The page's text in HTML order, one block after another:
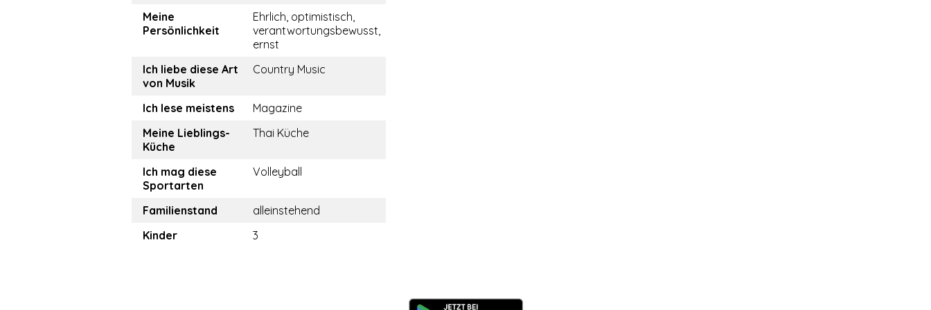
Meine
Persönlichkeit
Ehrlich, optimistisch,
verantwortungsbewusst,
ernst
Ich liebe diese Art
von Musik
Country Music
Ich lese meistens
Magazine
Meine Lieblings-
Küche
Thai Küche
Ich mag diese
Sportarten
Volleyball
Familienstand
alleinstehend
Kinder
3